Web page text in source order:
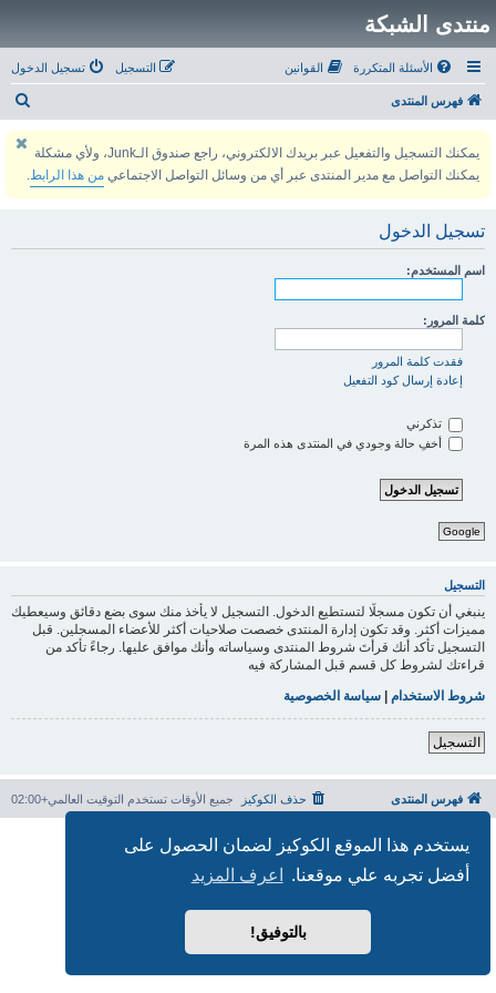
يستخدم هذا الموقع الكوكيز لضمان الحصول على
أفضل تجربه علي موقعنا.
اعرف المزيد
بالتوفيق!
منتدى الشبكة
الأسئلة المتكررة القوانين تسجيل الدخول التسجيل
فهرس المنتدى
يمكنك التسجيل والتفعيل عبر بريدك الالكتروني، راجع صندوق الـJunk، ولأي مشكلة
يمكنك التواصل مع مدير المنتدى عبر أي من وسائل التواصل الاجتماعي من هذا الرابط.
تسجيل الدخول
اسم المستخدم:
كلمة المرور:
فقدت كلمة المرور
إعادة إرسال كود التفعيل
تذكرني
أخفِ حالة وجودي في المنتدى هذه المرة
Google
التسجيل
ينبغي أن تكون مسجلًا لتستطيع الدخول. التسجيل لا يأخذ منك سوى بضع دقائق وسيعطيك
مميزات أكثر. وقد تكون إدارة المنتدى خصصت صلاحيات أكثر للأعضاء المسجلين. قبل
التسجيل تأكد أنك قرأتَ شروط المنتدى وسياساته وأنك موافق عليها. رجاءً تأكد من
قراءتك لشروط كل قسم قبل المشاركة فيه
شروط الاستخدام | سياسة الخصوصية
التسجيل
فهرس المنتدى جميع الأوقات تستخدم التوقيت العالمي+02:00 حذف الكوكيز
بدعم من phpBB
® Forum Software © phpBB Limited
الترجمة برعاية
المنتديات العربية
الخصوصية| الشروط